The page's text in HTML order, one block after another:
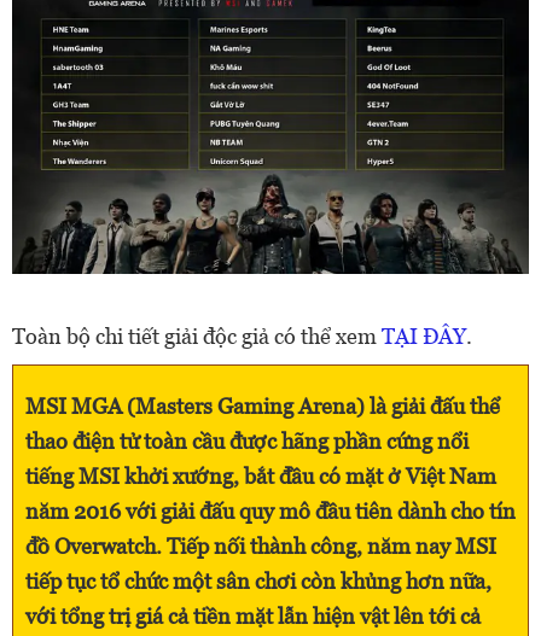
Toàn bộ chi tiết giải độc giả có thể xem TẠI ĐÂY.
MSI MGA (Masters Gaming Arena) là giải đấu thể
thao điện tử toàn cầu được hãng phần cứng nổi
tiếng MSI khởi xướng, bắt đầu có mặt ở Việt Nam
năm 2016 với giải đấu quy mô đầu tiên dành cho tín
đồ Overwatch. Tiếp nối thành công, năm nay MSI
tiếp tục tổ chức một sân chơi còn khủng hơn nữa,
với tổng trị giá cả tiền mặt lẫn hiện vật lên tới cả